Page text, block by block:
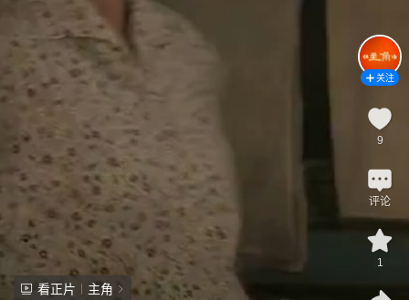
看正片 主角
关注
9
评论
1